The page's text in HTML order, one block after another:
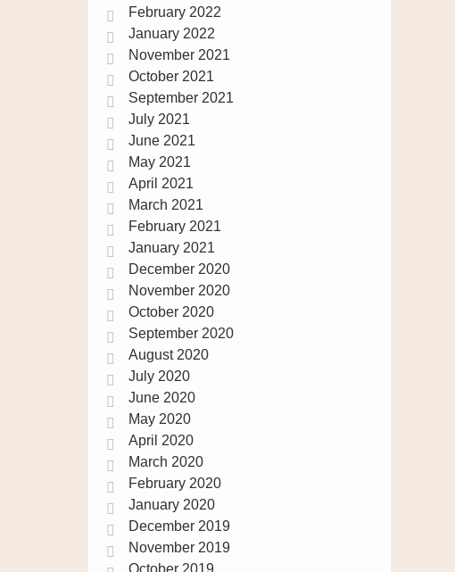
February 2022
January 2022
November 2021
October 2021
September 2021
July 2021
June 2021
May 2021
April 2021
March 2021
February 2021
January 2021
December 2020
November 2020
October 2020
September 2020
August 2020
July 2020
June 2020
May 2020
April 2020
March 2020
February 2020
January 2020
December 2019
November 2019